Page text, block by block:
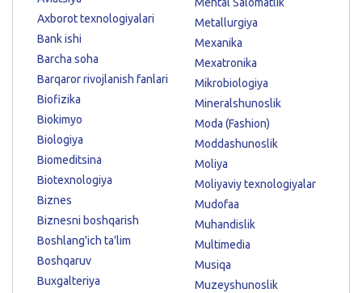
Axborot texnologiyalari
Bank ishi
Barcha soha
Barqaror rivojlanish fanlari
Biofizika
Biokimyo
Biologiya
Biomeditsina
Biotexnologiya
Biznes
Biznesni boshqarish
Boshlang'ich ta'lim
Boshqaruv
Buxgalteriya
Metallurgiya
Mexanika
Mexatronika
Mikrobiologiya
Mineralshunoslik
Moda (Fashion)
Moddashunoslik
Moliya
Moliyaviy texnologiyalar
Mudofaa
Muhandislik
Multimedia
Musiqa
Muzeyshunoslik